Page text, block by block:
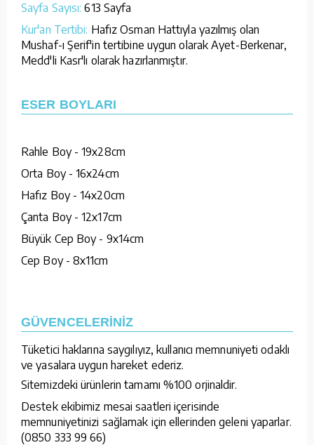
Sayfa Sayısı: 613 Sayfa
Kur'an Tertibi: Hafız Osman Hattıyla yazılmış olan
Mushaf-ı Şerif'in tertibine uygun olarak Ayet-Berkenar,
Medd'li Kasr'lı olarak hazırlanmıştır.
ESER BOYLARI
Rahle Boy - 19x28cm
Orta Boy - 16x24cm
Hafız Boy - 14x20cm
Çanta Boy - 12x17cm
Büyük Cep Boy - 9x14cm
Cep Boy - 8x11cm
GÜVENCELERİNİZ
Tüketici haklarına saygılıyız, kullanıcı memnuniyeti odaklı
ve yasalara uygun hareket ederiz.
Sitemizdeki ürünlerin tamamı %100 orjinaldir.
Destek ekibimiz mesai saatleri içerisinde
memnuniyetinizi sağlamak için ellerinden geleni yaparlar.
(0850 333 99 66)